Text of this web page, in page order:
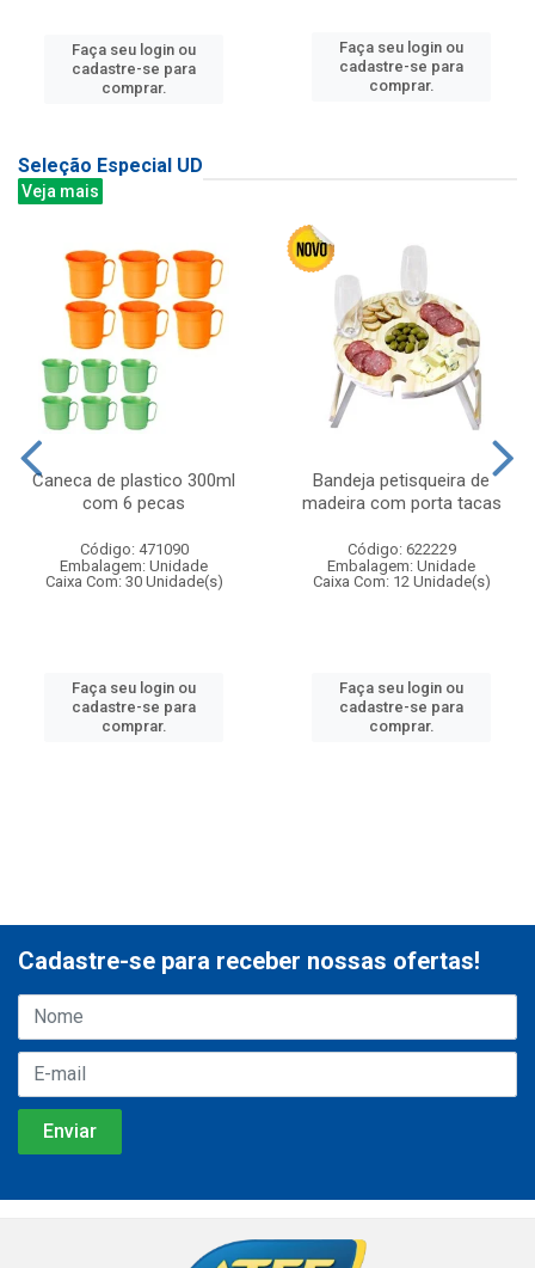
Faça seu login ou
cadastre-se para
comprar.
Faça seu login ou
cadastre-se para
comprar.
Seleção Especial UD
Veja mais
Caneca de plastico 300ml
com 6 pecas
Código: 471090
Embalagem: Unidade
Caixa Com: 30 Unidade(s)
Faça seu login ou
cadastre-se para
comprar.
Bandeja petisqueira de
madeira com porta tacas
Código: 622229
Embalagem: Unidade
Caixa Com: 12 Unidade(s)
Faça seu login ou
cadastre-se para
comprar.
Cadastre-se para receber nossas ofertas!